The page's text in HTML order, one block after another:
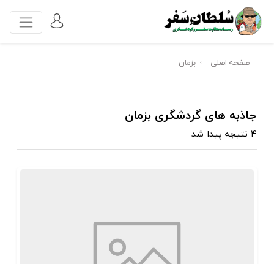
صفحه اصلی بزمان
جاذبه های گردشگری بزمان
4 نتیجه پیدا شد